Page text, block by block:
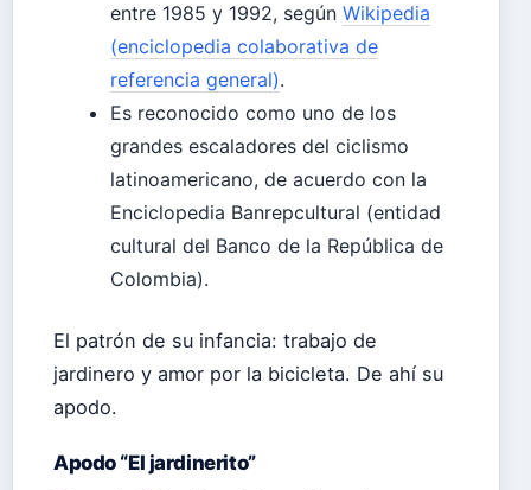
entre 1985 y 1992, según Wikipedia
(enciclopedia colaborativa de
referencia general).
Es reconocido como uno de los
grandes escaladores del ciclismo
latinoamericano, de acuerdo con la
Enciclopedia Banrepcultural (entidad
cultural del Banco de la República de
Colombia).
El patrón de su infancia: trabajo de
jardinero y amor por la bicicleta. De ahí su
apodo.
Apodo “El jardinerito”